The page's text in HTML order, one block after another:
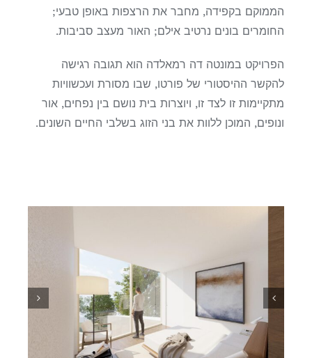
הממוקם בקפידה, מחבר את הרצפות באופן טבעי;
החומרים בונים נרטיב אילם; האור מעצב סביבות.
הפרויקט במונטה דה רמאלדה הוא תגובה רגישה
להקשר ההיסטורי של פורטו, שבו מסורת ועכשוויות
מתקיימות זו לצד זו, ויוצרות בית נושם בין נפחים, אור
ונופים, המוכן ללוות את בני הזוג בשלבי החיים השונים.